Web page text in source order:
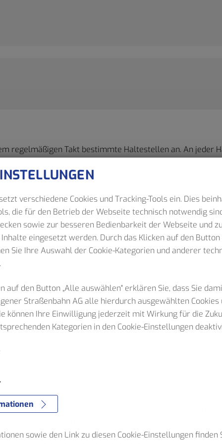
regelmäßigen Takt bestimmte Haltestellen an. An jeder
Fahrt mithilfe der VRR App oder der Fahrplanauskunft auf
dauert und welches Ticket Sie dafür benötigen.
ein gültiges Ticket! Kinder bis einschließlich 5 Jahre
kaufen:
zur Vereinfachung der Bedienung einstellen. Für
Sie ein neues Ticket kaufen. Bei mehreren Fahrten wird
muss vor Fahrtantritt entwertet werden. Bitte stempeln
abgestempelt wurde. Ohne gültiges Ticket gilt die Fahrt
verschiedene Cookies und Tracking-Tools ein. Dies
die für den Betrieb der Webseite technisch notwendig
sowie zur besseren Bedienbarkeit der Webseite und
eingesetzt werden. Durch das Klicken auf den Button
Sie Ihre Auswahl der Cookie-Kategorien und anderer
auf den Button „Alle auswählen" erklären Sie, dass Sie
Straßenbahn AG alle hierdurch ausgewählten Cookies
können Ihre Einwilligung jederzeit mit Wirkung für die
Kategorien in den Cookie-Einstellungen
sowie den Link zu diesen Cookie-Einstellungen finden